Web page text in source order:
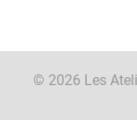
© 2026 Les